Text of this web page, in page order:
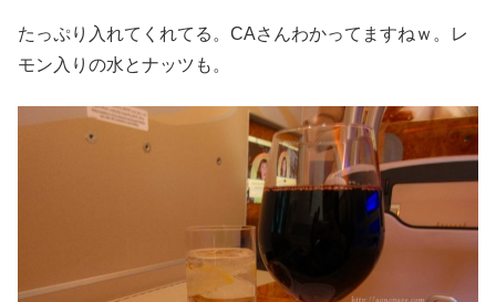
たっぷり入れてくれてる。CAさんわかってますねｗ。レ
モン入りの水とナッツも。